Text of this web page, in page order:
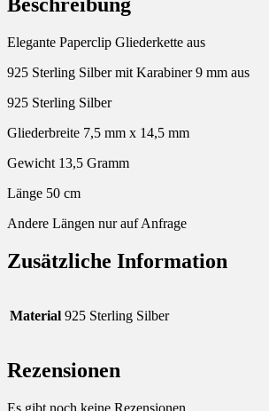
Beschreibung
Elegante Paperclip Gliederkette aus
925 Sterling Silber mit Karabiner 9 mm aus
925 Sterling Silber
Gliederbreite 7,5 mm x 14,5 mm
Gewicht 13,5 Gramm
Länge 50 cm
Andere Längen nur auf Anfrage
Zusätzliche Information
Material 925 Sterling Silber
Rezensionen
Es gibt noch keine Rezensionen.